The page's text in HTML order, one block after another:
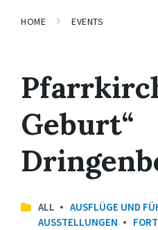
HOME EVENTS
Geburt“
ALL
AUSFLÜGE UND
AUSSTELLUNGEN